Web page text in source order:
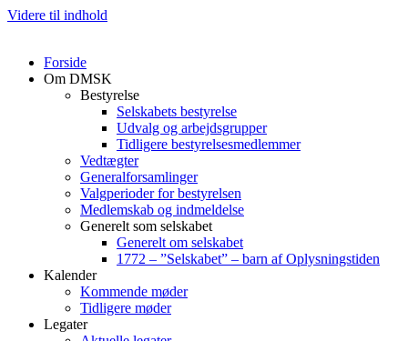
Videre til indhold
Forside
Om DMSK
Bestyrelse
Selskabets bestyrelse
Udvalg og arbejdsgrupper
Tidligere bestyrelsesmedlemmer
Vedtægter
Generalforsamlinger
Valgperioder for bestyrelsen
Medlemskab og indmeldelse
Generelt som selskabet
Generelt om selskabet
1772 – ”Selskabet” – barn af Oplysningstiden
Kalender
Kommende møder
Tidligere møder
Legater